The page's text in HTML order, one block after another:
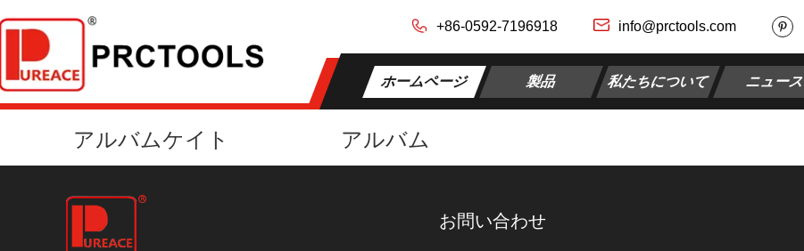
+86-0592-7196918 info@prctools.com
ホームページ 製品 私たちについて ニュース
アルバムケイト アルバム
お問い合わせ